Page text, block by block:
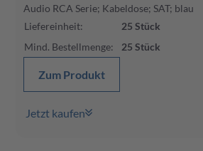
Audio RCA Serie; Kabeldose; SAT; blau
Liefereinheit: 25 Stück
Mind. Bestellmenge: 25 Stück
Zum Produkt
Jetzt kaufen